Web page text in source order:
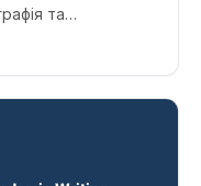
та
date) для статей,